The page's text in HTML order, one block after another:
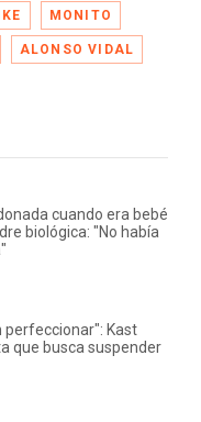
MONITO
ALONSO VIDAL
cuando era bebé
biológica: "No había
perfeccionar": Kast
que busca suspender